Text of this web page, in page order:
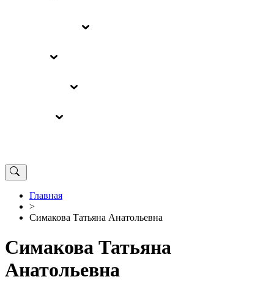
Главная
>
Симакова Татьяна Анатольевна
Симакова Татьяна
Анатольевна